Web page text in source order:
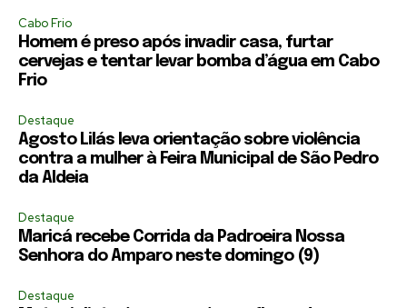
Cabo Frio
Homem é preso após invadir casa, furtar
cervejas e tentar levar bomba d’água em Cabo
Frio
Destaque
Agosto Lilás leva orientação sobre violência
contra a mulher à Feira Municipal de São Pedro
da Aldeia
Destaque
Maricá recebe Corrida da Padroeira Nossa
Senhora do Amparo neste domingo (9)
Destaque